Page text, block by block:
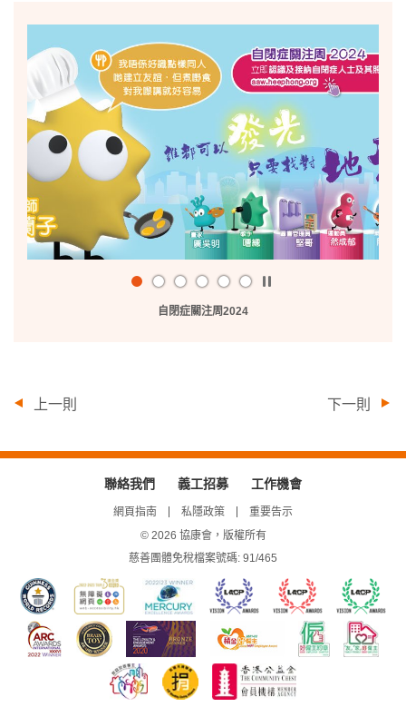
播
自閉症關注周2024
上一則 下一則
聯絡我們 義工招募 工作機會
網頁指南 私隱政策
重要告示
© 2026 協康會，版權所有
慈善團體免稅檔案號碼: 91/465